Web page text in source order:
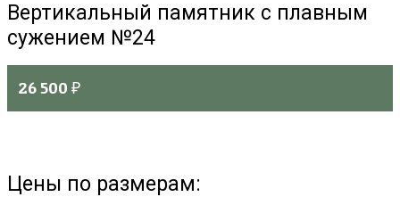
Вертикальный памятник с плавным
сужением №24
26 500 ₽
Цены по размерам: